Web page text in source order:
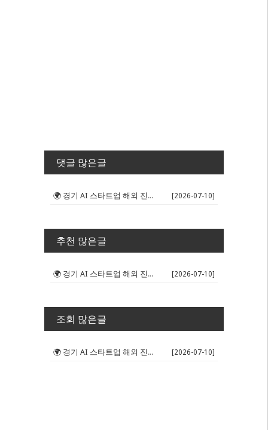
댓글 많은글
🌍 경기 AI 스타트업 해외 진출 판... [2026-07-10]
추천 많은글
🌍 경기 AI 스타트업 해외 진출 판... [2026-07-10]
조회 많은글
🌍 경기 AI 스타트업 해외 진출 판... [2026-07-10]